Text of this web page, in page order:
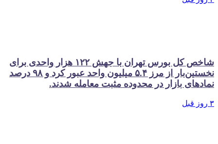
شاخص کل بورس تهران با جهش ۱۲۲ هزار واحدی برای
نخستین‌بار از مرز ۵.۴ میلیون واحد عبور کرد و ۹۸ درصد
بازار در محدوده مثبت معامله شدند.